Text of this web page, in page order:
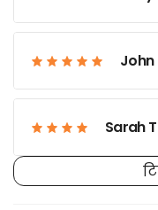
John
Sarah